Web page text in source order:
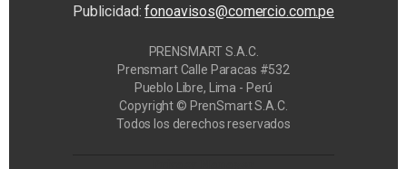
Publicidad:fonoavisos@comercio.com.pe
PRENSMART S.A.C.
Prensmart Calle Paracas #532
Pueblo Libre, Lima - Perú
Copyright © PrenSmart S.A.C.
Todos los derechos reservados